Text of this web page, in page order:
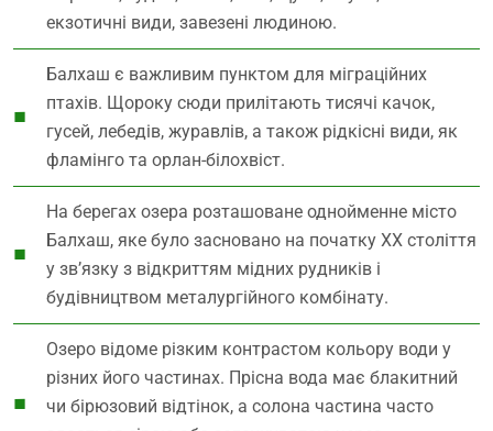
екзотичні види, завезені людиною.
Балхаш є важливим пунктом для міграційних
птахів. Щороку сюди прилітають тисячі качок,
гусей, лебедів, журавлів, а також рідкісні види, як
фламінго та орлан-білохвіст.
На берегах озера розташоване однойменне місто
Балхаш, яке було засновано на початку XX століття
у зв’язку з відкриттям мідних рудників і
будівництвом металургійного комбінату.
Озеро відоме різким контрастом кольору води у
різних його частинах. Прісна вода має блакитний
чи бірюзовий відтінок, а солона частина часто